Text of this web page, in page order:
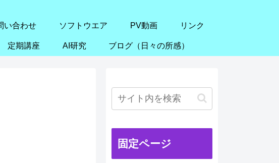
い合わせ ソフトウエア PV動画 リンク
定期講座 AI研究 ブログ（日々の所感）
固定ページ